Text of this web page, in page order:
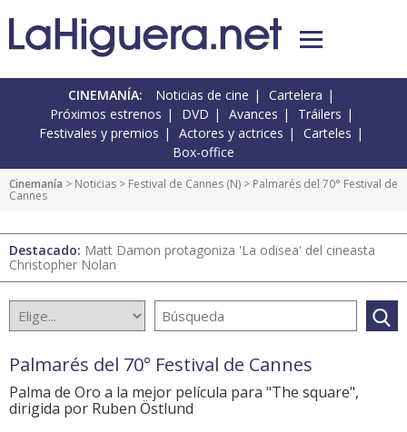
CINEMANÍA: Noticias de cine
Cartelera
Próximos estrenos
DVD Avances
Tráilers
Festivales y premios
Actores y actrices
Carteles
Box-office
Cinemanía > Noticias > Festival de Cannes (N) > Palmarés del 70° Festival de
Cannes
Destacado: Matt Damon protagoniza 'La odisea' del cineasta
Christopher Nolan
Palmarés del 70° Festival de Cannes
Palma de Oro a la mejor película para "The square",
dirigida por Ruben Östlund